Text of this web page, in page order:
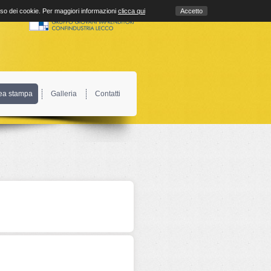
stampa Galleria Contatti
dei cookie. Per maggiori informazioni clicca qui Accetto